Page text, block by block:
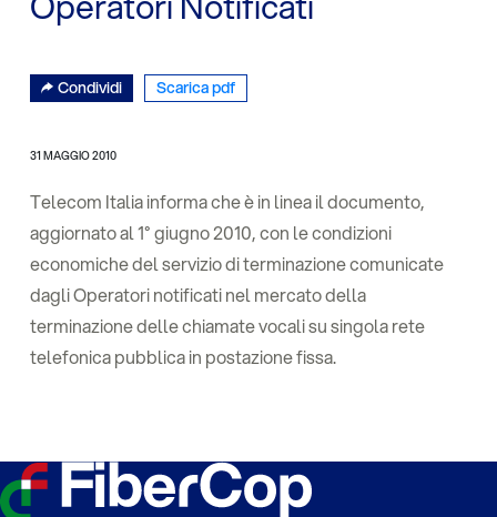
Condividi Scarica pdf
31 MAGGIO 2010
Telecom Italia informa che è in linea il documento,
aggiornato al 1° giugno 2010, con le condizioni
economiche del servizio di terminazione comunicate
dagli Operatori notificati nel mercato della
terminazione delle chiamate vocali su singola rete
telefonica pubblica in postazione fissa.